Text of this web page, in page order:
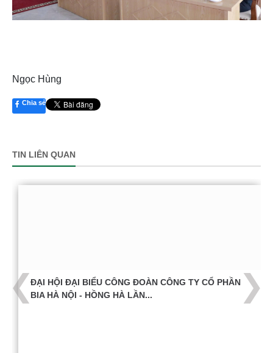
Ngọc Hùng
Chia sẻ
TIN LIÊN QUAN
ĐẠI HỘI ĐẠI BIỂU CÔNG ĐOÀN CÔNG TY CỔ PHẦN
BIA HÀ NỘI - HỒNG HÀ LẦN...